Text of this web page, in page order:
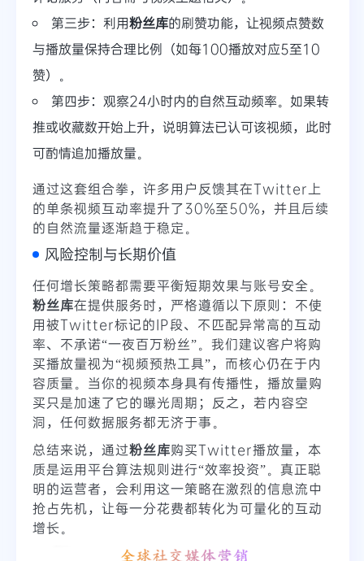
第三步：利用粉丝库的刷赞功能，让视频点赞数
与播放量保持合理比例（如每100播放对应5至10
赞）。
第四步：观察24小时内的自然互动频率。如果转
推或收藏数开始上升，说明算法已认可该视频，此时
可酌情追加播放量。
通过这套组合拳，许多用户反馈其在Twitter上
的单条视频互动率提升了30%至50%，并且后续
的自然流量逐渐趋于稳定。
风险控制与长期价值
任何增长策略都需要平衡短期效果与账号安全。
粉丝库在提供服务时，严格遵循以下原则：不使
用被Twitter标记的IP段、不匹配异常高的互动
率、不承诺“一夜百万粉丝”。我们建议客户将购
买播放量视为“视频预热工具”，而核心仍在于内
容质量。当你的视频本身具有传播性，播放量购
买只是加速了它的曝光周期；反之，若内容空
洞，任何数据服务都无济于事。
总结来说，通过粉丝库购买Twitter播放量，本
质是运用平台算法规则进行“效率投资”。真正聪
明的运营者，会利用这一策略在激烈的信息流中
抢占先机，让每一分花费都转化为可量化的互动
增长。